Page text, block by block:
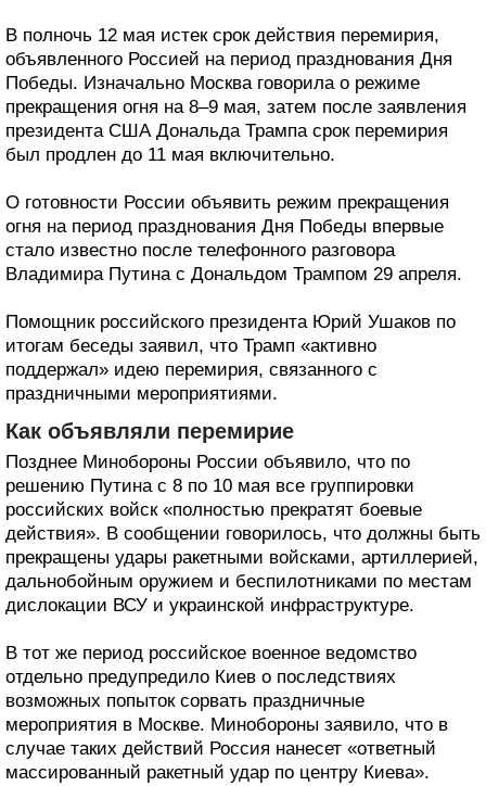
В полночь 12 мая истек срок действия перемирия,
объявленного Россией на период празднования Дня
Победы. Изначально Москва говорила о режиме
прекращения огня на 8–9 мая, затем после заявления
президента США Дональда Трампа срок перемирия
был продлен до 11 мая включительно.
О готовности России объявить режим прекращения
огня на период празднования Дня Победы впервые
стало известно после телефонного разговора
Владимира Путина с Дональдом Трампом 29 апреля.
Помощник российского президента Юрий Ушаков по
итогам беседы заявил, что Трамп «активно
поддержал» идею перемирия, связанного с
праздничными мероприятиями.
Как объявляли перемирие
Позднее Минобороны России объявило, что по
решению Путина с 8 по 10 мая все группировки
российских войск «полностью прекратят боевые
действия». В сообщении говорилось, что должны быть
прекращены удары ракетными войсками, артиллерией,
дальнобойным оружием и беспилотниками по местам
дислокации ВСУ и украинской инфраструктуре.
В тот же период российское военное ведомство
отдельно предупредило Киев о последствиях
возможных попыток сорвать праздничные
мероприятия в Москве. Минобороны заявило, что в
случае таких действий Россия нанесет «ответный
массированный ракетный удар по центру Киева».